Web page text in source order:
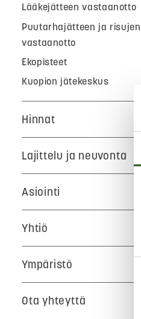
Lääkejätteen vastaanotto
Puutarhajätteen ja risujen
vastaanotto
Ekopisteet
Kuopion jätekeskus
Hinnat
Lajittelu ja neuvonta
Asiointi
Yhtiö
Ympäristö
Ota yhteyttä